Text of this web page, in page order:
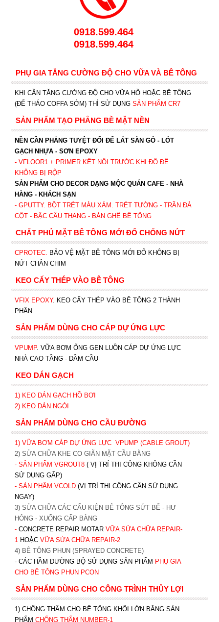
0918.599.464
0918.599.464
PHỤ GIA TĂNG CƯỜNG ĐỘ CHO VỮA VÀ BÊ TÔNG
KHI CẦN TĂNG CƯỜNG ĐỘ CHO VỮA HỒ HOẶC BÊ TÔNG
(ĐỂ THÁO COFFA SỚM) THÌ SỬ DỤNG SẢN PHẨM CR7
SẢN PHẨM TẠO PHẲNG BỀ MẶT NỀN
NỀN CẦN PHẲNG TUYỆT ĐỐI ĐỂ LÁT SÀN GỖ - LÓT
GẠCH NHỰA - SƠN EPOXY
- VFLOOR1 + PRIMER KẾT NỐI TRƯỚC KHI ĐỔ ĐỂ
KHÔNG BỊ RỘP
SẢN PHẨM CHO DECOR DẠNG MỘC QUÁN CAFE - NHÀ
HÀNG - KHÁCH SẠN
- GPUTTY. BỘT TRÉT MÀU XÁM. TRÉT TƯỜNG - TRẦN ĐÀ
CỘT - BẬC CẦU THANG - BÀN GHẾ BÊ TÔNG
CHẤT PHỦ MẶT BÊ TÔNG MỚI ĐỔ CHỐNG NỨT
CPROTEC. BẢO VỆ MẶT BÊ TÔNG MỚI ĐỔ KHÔNG BỊ
NỨT CHÂN CHIM
KEO CẤY THÉP VÀO BÊ TÔNG
VFIX EPOXY. KEO CẤY THÉP VÀO BÊ TÔNG 2 THÀNH
PHẦN
SẢN PHẨM DÙNG CHO CÁP DỰ ỨNG LỰC
VPUMP. VỮA BƠM ỐNG GEN LUỒN CÁP DỰ ỨNG LỰC
NHÀ CAO TẦNG - DẦM CẦU
KEO DÁN GẠCH
1) KEO DÁN GẠCH HỒ BƠI
2) KEO DÁN NGÓI
SẢN PHẨM DÙNG CHO CẦU ĐƯỜNG
1) VỮA BƠM CÁP DỰ ỨNG LỰC VPUMP (CABLE GROUT)
2) SỬA CHỮA KHE CO GIÃN MẶT CẦU BẰNG
- SẢN PHẨM VGROUT8 ( VỊ TRÍ THI CÔNG KHÔNG CẦN
SỬ DỤNG GẤP)
- SẢN PHẨM VCOLD (VỊ TRÍ THI CÔNG CẦN SỬ DỤNG
NGAY)
3) SỬA CHỮA CÁC CẤU KIỆN BÊ TÔNG SỨT BỂ - HƯ
HỎNG - XUỐNG CẤP BẰNG
- CONCRETE REPAIR MOTAR VỮA SỬA CHỮA REPAIR-
1 HOẶC VỮA SỬA CHỮA REPAIR-2
4) BÊ TÔNG PHUN (SPRAYED CONCRETE)
- CÁC HẦM ĐƯỜNG BỘ SỬ DỤNG SẢN PHẨM PHỤ GIA
CHO BÊ TÔNG PHUN PCON
SẢN PHẨM DÙNG CHO CÔNG TRÌNH THỦY LỢI
1) CHỐNG THẤM CHO BÊ TÔNG KHỐI LỚN BẰNG SẢN
PHẨM CHỐNG THẤM NUMBER-1